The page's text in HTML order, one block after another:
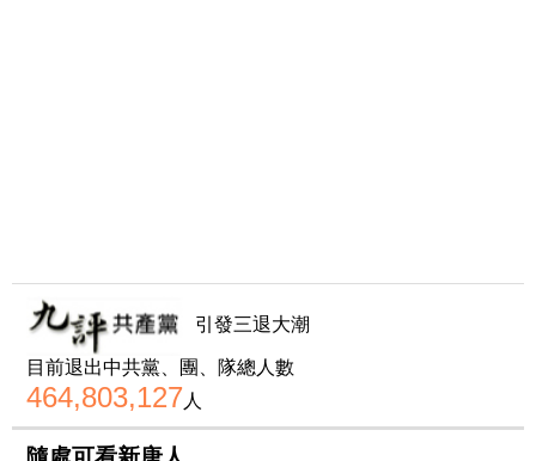
引發三退大潮
目前退出中共黨、團、隊總人數
464,803,127人